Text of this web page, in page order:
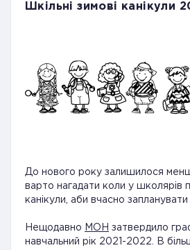
Шкільні зимові канікули
До нового року залишилося
варто нагадати коли у школярів
канікули, аби вчасно запланувати
Нещодавно МОН затвердило
навчальний рік 2021-2022. В